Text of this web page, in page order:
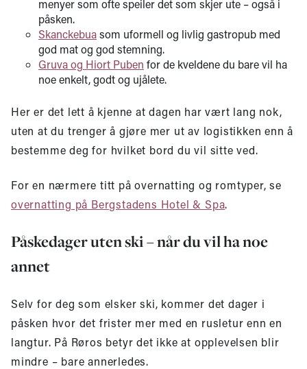
menyer som ofte speiler det som skjer ute – også i
påsken.
Skanckebuasom uformell og livlig gastropub med
god mat og god stemning.
Gruva og Hiort Puben for de kveldene du bare vil ha
noe enkelt, godt og ujålete.
Her er det lett å kjenne at dagen har vært lang nok,
uten at du trenger å gjøre mer ut av logistikken enn å
bestemme deg for hvilket bord du vil sitte ved.
For en nærmere titt på overnatting og romtyper, se
overnatting på Bergstadens Hotel & Spa.
Påskedager uten ski – når du vil ha noe
annet
Selv for deg som elsker ski, kommer det dager i
påsken hvor det frister mer med en rusletur enn en
langtur. På Røros betyr det ikke at opplevelsen blir
mindre – bare annerledes.